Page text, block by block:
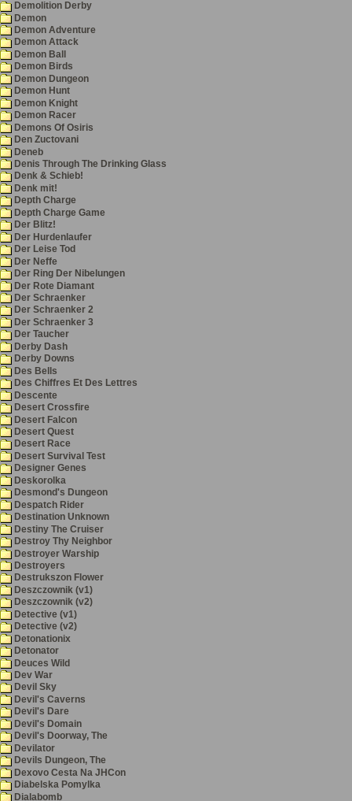
Demolition Derby
Demon
Demon Adventure
Demon Attack
Demon Ball
Demon Birds
Demon Dungeon
Demon Hunt
Demon Knight
Demon Racer
Demons Of Osiris
Den Zuctovani
Deneb
Denis Through The Drinking Glass
Denk & Schieb!
Denk mit!
Depth Charge
Depth Charge Game
Der Blitz!
Der Hurdenlaufer
Der Leise Tod
Der Neffe
Der Ring Der Nibelungen
Der Rote Diamant
Der Schraenker
Der Schraenker 2
Der Schraenker 3
Der Taucher
Derby Dash
Derby Downs
Des Bells
Des Chiffres Et Des Lettres
Descente
Desert Crossfire
Desert Falcon
Desert Quest
Desert Race
Desert Survival Test
Designer Genes
Deskorolka
Desmond's Dungeon
Despatch Rider
Destination Unknown
Destiny The Cruiser
Destroy Thy Neighbor
Destroyer Warship
Destroyers
Destrukszon Flower
Deszczownik (v1)
Deszczownik (v2)
Detective (v1)
Detective (v2)
Detonationix
Detonator
Deuces Wild
Dev War
Devil Sky
Devil's Caverns
Devil's Dare
Devil's Domain
Devil's Doorway, The
Devilator
Devils Dungeon, The
Dexovo Cesta Na JHCon
Diabelska Pomylka
Dialabomb